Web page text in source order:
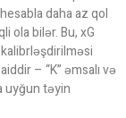
daha az qol
ola bilər. Bu, xG
– “K” əmsalı və
uyğun təyin